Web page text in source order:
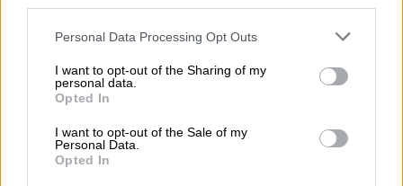
Please note that this website/app uses one or more Google
not limited to your visit or usage behaviour. You may click to
grant or deny consent to Google and its third-party tags to
use your data for below specified purposes in below Google
consent section.
Personal Data Processing Opt Outs
I want to opt-out of the Sharing of my
personal data.
Opted In
I want to opt-out of the Sale of my
Personal Data.
Opted In
Ιμπραχίμ Καλίνεξέφρασε για άλλη μια
φορά την ενόχλησή του για τις συμμαχίες
να παραμείνουν σιωπηλοί στο παρασκηνιακό
λόμπι που ασκεί η Αθήνα διεθνώς.